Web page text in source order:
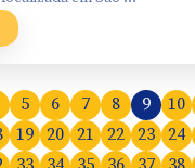
5 6 7 8 9 10
19 20 21 22 23 24